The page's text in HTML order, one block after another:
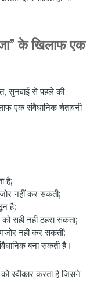
”के खिलाफ एक
सुनवाई से पहले की
एक संवैधानिक चेतावनी
है;
नहीं कर सकती;
है;
सही नहीं ठहरा सकता;
नहीं कर सकतीं;
बना सकती है।
स्वीकार करता है जिसने